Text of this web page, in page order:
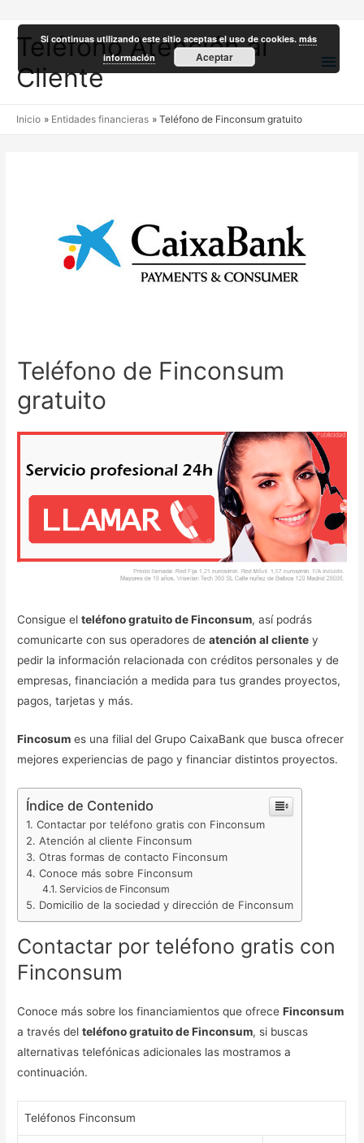
Teléfono Atención al
Cliente
Inicio Entidades financieras Teléfono de Finconsum gratuito
Teléfono de Finconsum
gratuito
Consigue elteléfono gratuito de Finconsum, así podrás
comunicarte con sus operadores deatención al cliente y
pedir la información relacionada con créditos personales y de
empresas, financiación a medida para tus grandes proyectos,
pagos, tarjetas y más.
Fincosum es una filial del Grupo CaixaBank que busca ofrecer
mejores experiencias de pago y financiar distintos proyectos.
Índice de Contenido
Contactar por teléfono gratis con Finconsum
Atención al cliente Finconsum
Otras formas de contacto Finconsum
Conoce más sobre Finconsum
Servicios de Finconsum
Domicilio de la sociedad y dirección de Finconsum
Contactar por teléfono gratis con
Finconsum
Conoce más sobre los financiamientos que ofreceFinconsum
a través delteléfono gratuito de Finconsum, si buscas
alternativas telefónicas adicionales las mostramos a
continuación.
Teléfonos Finconsum
Si continuas utilizando este sitio aceptas el uso de cookies.más
información
Aceptar